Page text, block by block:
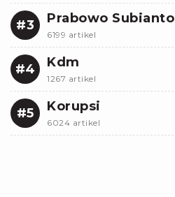
#3 Prabowo Subianto
6199 artikel
#4 Kdm
1267 artikel
#5 Korupsi
6024 artikel